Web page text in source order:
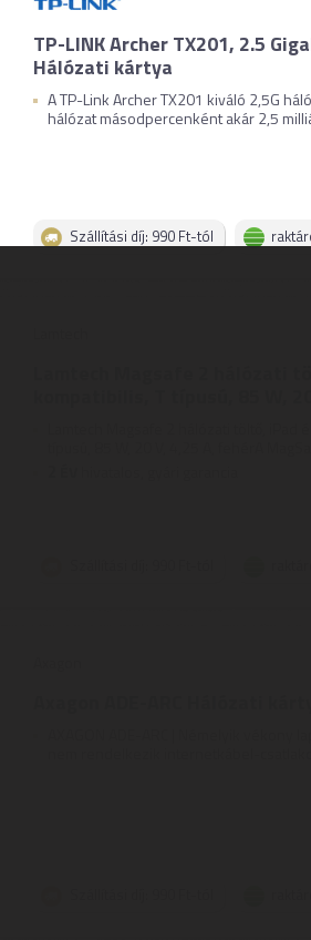
TP-LINK Archer TX201, 2.5
Hálózati kártya
A TP-Link Archer TX201 kiváló 2,5G
hálózat másodpercenként akár 2,5
Szállítási díj: 990 Ft-tól